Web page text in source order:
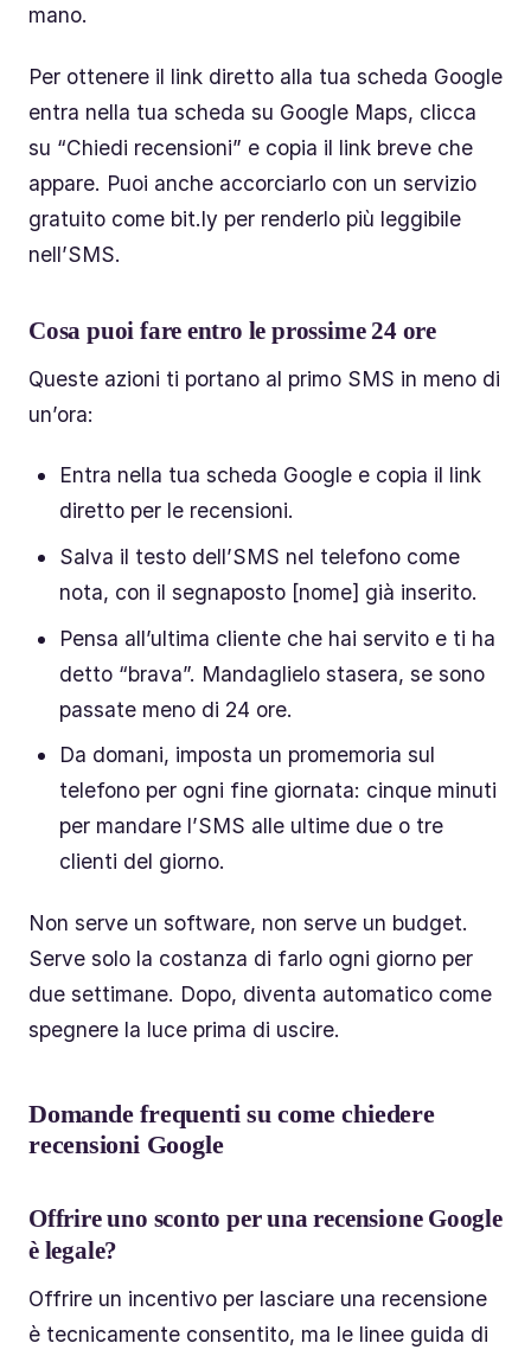
mano.
Per ottenere il link diretto alla tua scheda Google
entra nella tua scheda su Google Maps, clicca
su “Chiedi recensioni” e copia il link breve che
appare. Puoi anche accorciarlo con un servizio
gratuito come bit.ly per renderlo più leggibile
nell’SMS.
Cosa puoi fare entro le prossime 24 ore
Queste azioni ti portano al primo SMS in meno di
un’ora:
Entra nella tua scheda Google e copia il link
diretto per le recensioni.
Salva il testo dell’SMS nel telefono come
nota, con il segnaposto [nome] già inserito.
Pensa all’ultima cliente che hai servito e ti ha
detto “brava”. Mandaglielo stasera, se sono
passate meno di 24 ore.
Da domani, imposta un promemoria sul
telefono per ogni fine giornata: cinque minuti
per mandare l’SMS alle ultime due o tre
clienti del giorno.
Non serve un software, non serve un budget.
Serve solo la costanza di farlo ogni giorno per
due settimane. Dopo, diventa automatico come
spegnere la luce prima di uscire.
Domande frequenti su come chiedere
recensioni Google
Offrire uno sconto per una recensione Google
è legale?
Offrire un incentivo per lasciare una recensione
è tecnicamente consentito, ma le linee guida di